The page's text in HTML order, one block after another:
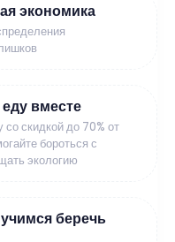
экономика
вместе
скидкой до 70% от
бороться с
экологию
беречь